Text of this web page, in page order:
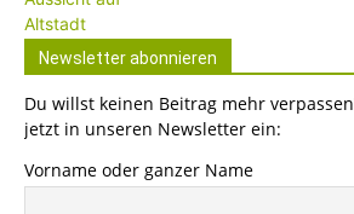
Newsletter abonnieren
Du willst keinen Beitrag mehr
jetzt in unseren Newsletter ein:
Vorname oder ganzer Name